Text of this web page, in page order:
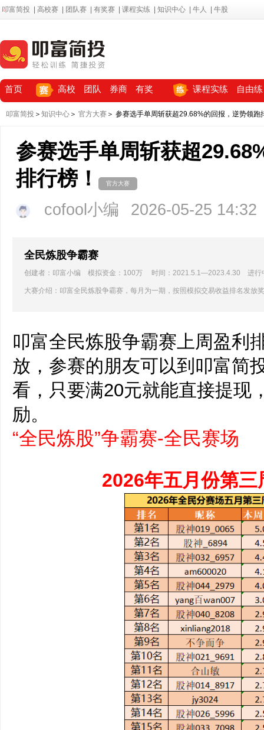
叩富简投 高校赛 团队赛 有奖赛 课程实练 知识中心 牛人 牛股
首页 高校 团队 券商 有奖 课程实练 自由练
叩富简投 ＞ 知识中心 ＞ 官方大赛 ＞ 参赛选手单周斩获超29.68%的回报，逆势领跑
参赛选手单周斩获超
排行榜！
官方大赛
cofool小编 2026-05-25 14:32
全民炼股争霸赛
创建者：叩富小编 模拟资金：100万 时间：2021.5.1—2023.4.30 进行
大赛介绍：叩富全民炼股争霸赛，每月为一期，按照模拟交易收益排名发放
叩富全民炼股争霸赛上周盈利
放，参赛的朋友可以到叩富简
看，只要满20元就能直接提现
励。
“全民炼股”争霸赛-全民赛场
2026年五月份第三